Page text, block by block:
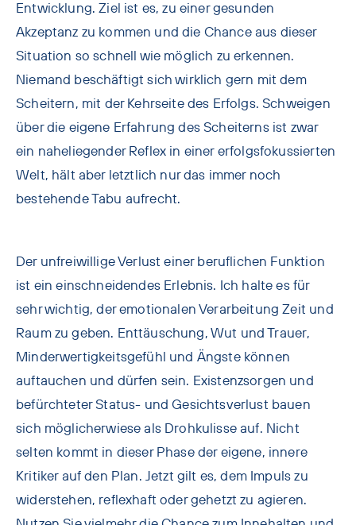
Entwicklung. Ziel ist es, zu einer gesunden
Akzeptanz zu kommen und die Chance aus dieser
Situation so schnell wie möglich zu erkennen.
Niemand beschäftigt sich wirklich gern mit dem
Scheitern, mit der Kehrseite des Erfolgs. Schweigen
über die eigene Erfahrung des Scheiterns ist zwar
ein naheliegender Reflex in einer erfolgsfokussierten
Welt, hält aber letztlich nur das immer noch
bestehende Tabu aufrecht.
Der unfreiwillige Verlust einer beruflichen Funktion
ist ein einschneidendes Erlebnis. Ich halte es für
sehr wichtig, der emotionalen Verarbeitung Zeit und
Raum zu geben. Enttäuschung, Wut und Trauer,
Minderwertigkeitsgefühl und Ängste können
auftauchen und dürfen sein. Existenzsorgen und
befürchteter Status- und Gesichtsverlust bauen
sich möglicherwiese als Drohkulisse auf. Nicht
selten kommt in dieser Phase der eigene, innere
Kritiker auf den Plan. Jetzt gilt es, dem Impuls zu
widerstehen, reflexhaft oder gehetzt zu agieren.